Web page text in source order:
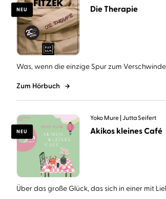
NEU Die Therapie
Was, wenn die einzige Spur zum
Zum Hörbuch
NEU
Yoko Mure Jutta Seifert
Akikos kleines Café
Über das große Glück, das sich in einer mit